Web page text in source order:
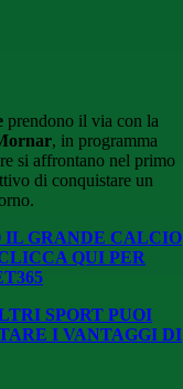
prendono il via con la
, in programma
si affrontano nel primo
di conquistare un
IL GRANDE CALCIO
QUI PER
SPORT PUOI
I VANTAGGI DI